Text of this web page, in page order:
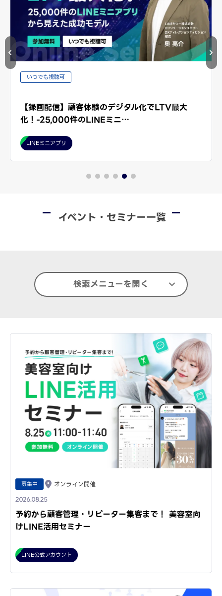
いつでも視聴可
【録画配信】顧客体験のデジタル化でLTV最大
化！-25,000件のLINEミニ…
LINEミニアプリ
イベント・セミナー一覧
検索メニューを開く
募集中 オンライン開催
2026.08.25
予約から顧客管理・リピーター集客まで！ 美容室向
けLINE活用セミナー
LINE公式アカウント